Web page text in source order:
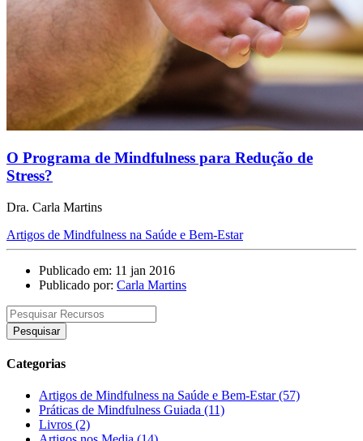
O Programa de Mindfulness para Redução de
Stress?
Dra. Carla Martins
Artigos de Mindfulness na Saúde e Bem-Estar
Publicado em: 11 jan 2016
Publicado por: Carla Martins
Pesquisar
Categorias
Artigos de Mindfulness na Saúde e Bem-Estar (57)
Práticas de Mindfulness Guiada (11)
Livros (2)